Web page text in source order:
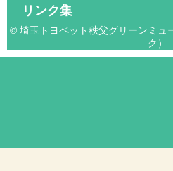
リンク集
© 埼玉トヨペット秩父グリーンミュ
ク）